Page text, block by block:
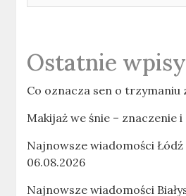
Ostatnie wpisy
Co oznacza sen o trzymaniu
Makijaż we śnie – znaczenie
Najnowsze wiadomości
06.08.2026
Najnowsze wiadomości